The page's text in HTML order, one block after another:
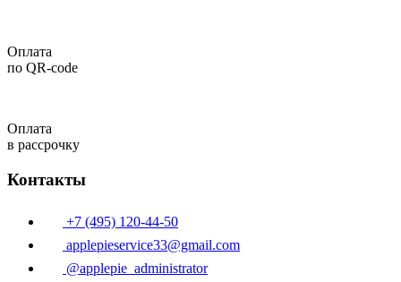
Оплата
по QR-code
Оплата
в рассрочку
Контакты
+7 (495) 120-44-50
applepieservice33@gmail.com
@applepie_administrator